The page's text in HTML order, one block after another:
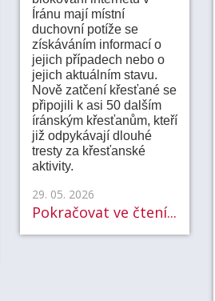
Íránu mají místní
duchovní potíže se
získáváním informací o
jejich případech nebo o
jejich aktuálním stavu.
Nově zatčení křesťané se
připojili k asi 50 dalším
íránským křesťanům, kteří
již odpykávají dlouhé
tresty za křesťanské
aktivity.
29. 05. 2026
Pokračovat ve čtení...